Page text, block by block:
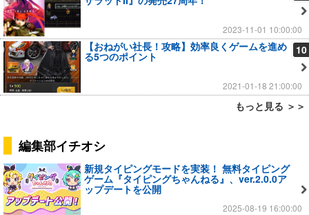
2023-11-01 10:00:00
10
【おねがい社長！攻略】効率良くゲームを進め
る5つのポイント
2021-01-18 21:00:00
もっと見る ＞＞
編集部イチオシ
新規タイピングモードを実装！ 無料タイピング
ゲーム『タイピングちゃんねる』、ver.2.0.0ア
ップデートを公開
2025-08-19 16:00:00